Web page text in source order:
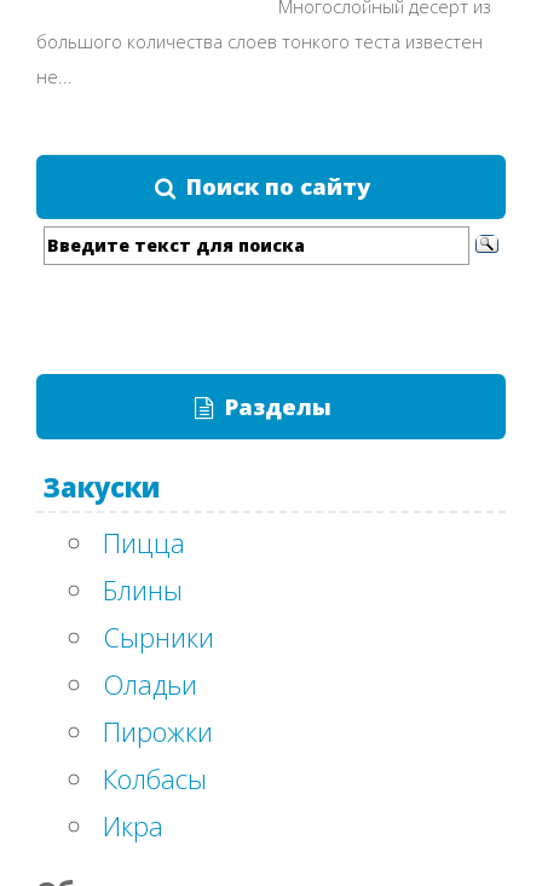
Многослойный десерт из
большого количества слоев тонкого теста известен
не...
Поиск по сайту
Разделы
Закуски
Пицца
Блины
Сырники
Оладьи
Пирожки
Колбасы
Икра